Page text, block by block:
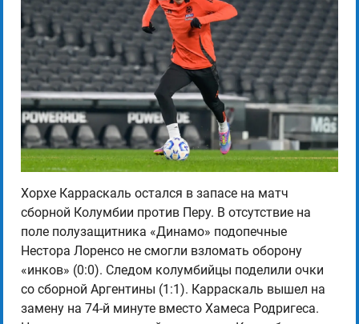
Хорхе Карраскаль остался в запасе на матч
сборной Колумбии против Перу. В отсутствие на
поле полузащитника «Динамо» подопечные
Нестора Лоренсо не смогли взломать оборону
«инков» (0:0). Следом колумбийцы поделили очки
со сборной Аргентины (1:1). Карраскаль вышел на
замену на 74-й минуте вместо Хамеса Родригеса.